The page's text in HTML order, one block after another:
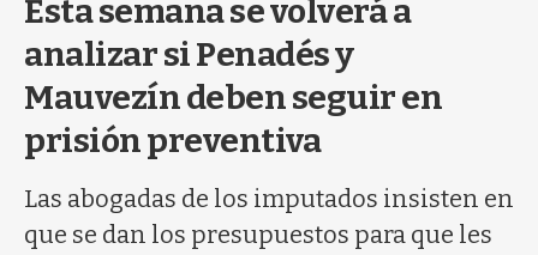
a
Esta semana se volverá a
analizar si Penadés y
Mauvezín deben seguir en
prisión preventiva
Las abogadas de los imputados insisten en
que se dan los presupuestos para que les